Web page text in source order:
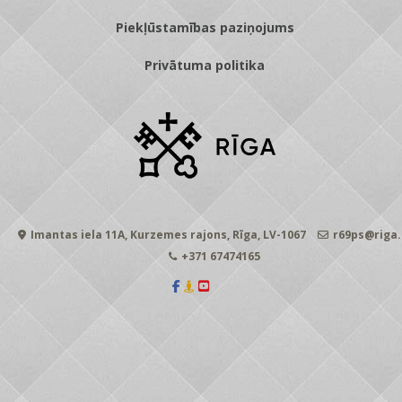
Piekļūstamības paziņojums
Privātuma politika
Imantas iela 11A, Kurzemes rajons, Rīga, LV-1067
+371 67474165